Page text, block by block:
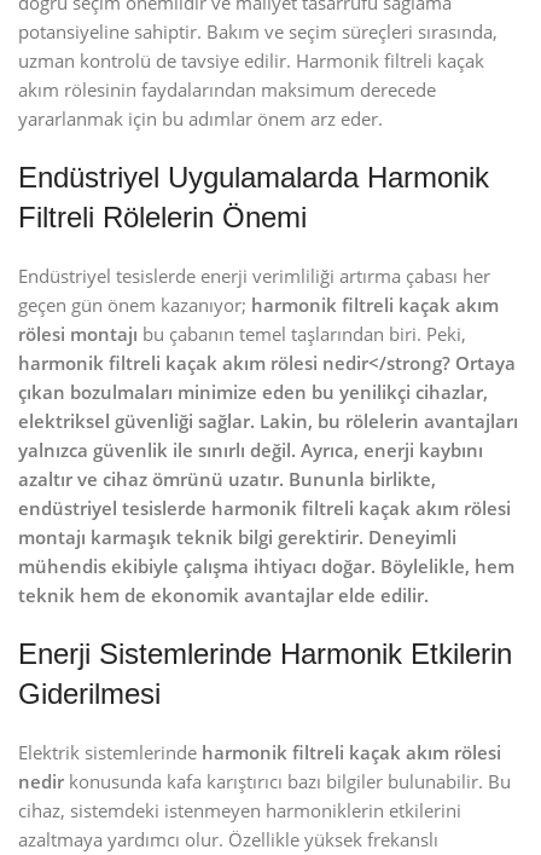
potansiyeline sahiptir. Bakım ve seçim süreçleri sırasında,
uzman kontrolü de tavsiye edilir. Harmonik filtreli kaçak
akım rölesinin faydalarından maksimum derecede
yararlanmak için bu adımlar önem arz eder.
Endüstriyel Uygulamalarda Harmonik
Filtreli Rölelerin Önemi
Endüstriyel tesislerde enerji verimliliği artırma çabası her
geçen gün önem kazanıyor; harmonik filtreli kaçak akım
rölesi montajı bu çabanın temel taşlarından biri. Peki,
harmonik filtreli kaçak akım rölesi nedir</strong? Ortaya
çıkan bozulmaları minimize eden bu yenilikçi cihazlar,
elektriksel güvenliği sağlar. Lakin, bu rölelerin avantajları
yalnızca güvenlik ile sınırlı değil. Ayrıca, enerji kaybını
azaltır ve cihaz ömrünü uzatır. Bununla birlikte,
endüstriyel tesislerde harmonik filtreli kaçak akım rölesi
montajı karmaşık teknik bilgi gerektirir. Deneyimli
mühendis ekibiyle çalışma ihtiyacı doğar. Böylelikle, hem
teknik hem de ekonomik avantajlar elde edilir.
Enerji Sistemlerinde Harmonik Etkilerin
Giderilmesi
Elektrik sistemlerinde harmonik filtreli kaçak akım rölesi
nedir konusunda kafa karıştırıcı bazı bilgiler bulunabilir. Bu
cihaz, sistemdeki istenmeyen harmoniklerin etkilerini
azaltmaya yardımcı olur. Özellikle yüksek frekanslı